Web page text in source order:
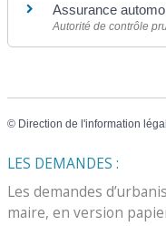
Assurance
Autorité de contrôle
© Direction de l'information
LES DEMANDES :
Les demandes
maire, en version